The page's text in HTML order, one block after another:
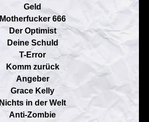
Geld
Motherfucker 666
Der Optimist
Deine Schuld
T-Error
Komm zurück
Angeber
Grace Kelly
Nichts in der Welt
Anti-Zombie